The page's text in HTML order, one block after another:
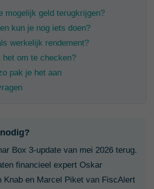
mogelijk geld terugkrijgen?
kun je nog iets doen?
werkelijk rendement?
het om te checken?
pak je het aan
Box 3-update van mei 2026 terug.
financieel expert Oskar
Knab en Marcel Piket van FiscAlert